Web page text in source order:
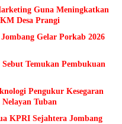
Guna Meningkatkan
Desa Prangi
Gelar Porkab 2026
Temukan Pembukuan
Pengukur Kesegaran
Nelayan Tuban
KPRI Sejahtera Jombang